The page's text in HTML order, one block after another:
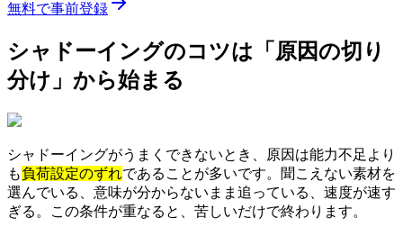
無料で事前登録
シャドーイングのコツは「原因の切り
分け」から始まる
シャドーイングがうまくできないとき、原因は能力不足より
も負荷設定のずれであることが多いです。聞こえない素材を
選んでいる、意味が分からないまま追っている、速度が速す
ぎる。この条件が重なると、苦しいだけで終わります。